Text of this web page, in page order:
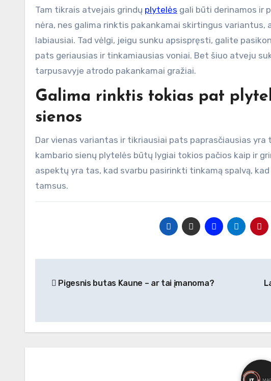
Tam tikrais atvejais grindų plytelės gali būti derinamos ir
nėra, nes galima rinktis pakankamai skirtingus
labiausiai. Tad vėlgi, jeigu sunku apsispręsti, galite
pats geriausias ir tinkamiausias voniai. Bet šiuo atveju
tarpusavyje atrodo pakankamai gražiai.
Galima rinktis tokias pat
sienos
Dar vienas variantas ir tikriausiai pats paprasčiausias
kambario sienų plytelės būtų lygiai tokios pačios kaip ir
aspektų yra tas, kad svarbu pasirinkti tinkamą spalvą,
tamsus.
tarpPigesnis butas Kaune – ar tai įmanoma?